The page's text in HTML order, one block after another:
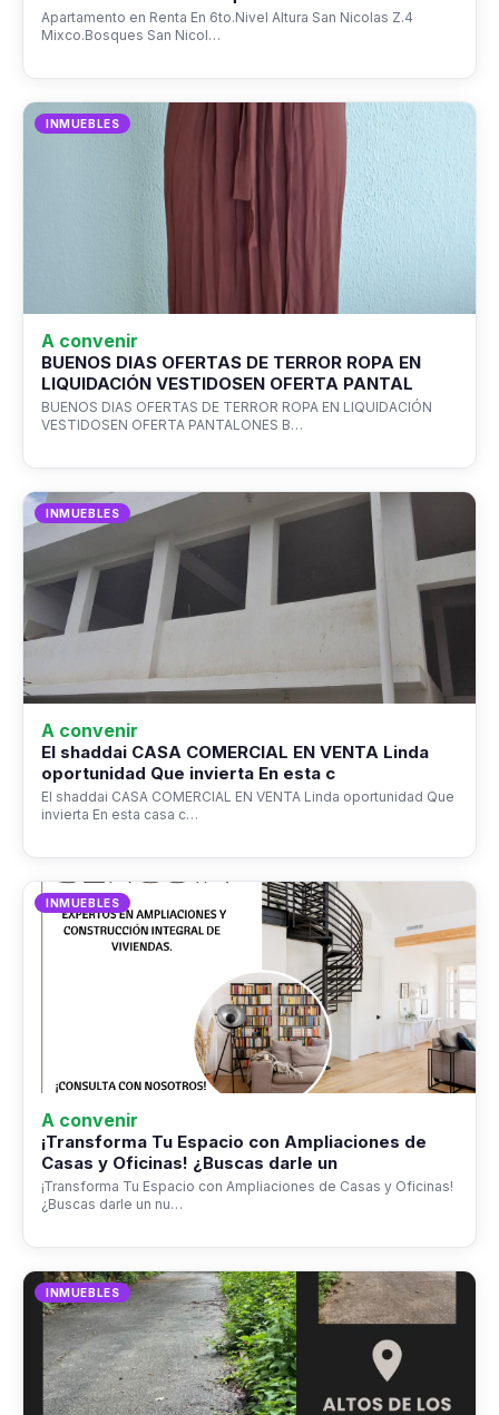
Apartamento en Renta En 6to.Nivel Altura San Nicolas Z.4
Mixco.Bosques San Nicol…
INMUEBLES
A convenir
BUENOS DIAS OFERTAS DE TERROR ROPA EN
LIQUIDACIÓN VESTIDOSEN OFERTA PANTAL
BUENOS DIAS OFERTAS DE TERROR ROPA EN LIQUIDACIÓN
VESTIDOSEN OFERTA PANTALONES B…
INMUEBLES
A convenir
El shaddai CASA COMERCIAL EN VENTA Linda
oportunidad Que invierta En esta c
El shaddai CASA COMERCIAL EN VENTA Linda oportunidad Que
invierta En esta casa c…
INMUEBLES
A convenir
¡Transforma Tu Espacio con Ampliaciones de
Casas y Oficinas! ¿Buscas darle un
¡Transforma Tu Espacio con Ampliaciones de Casas y Oficinas!
¿Buscas darle un nu…
INMUEBLES